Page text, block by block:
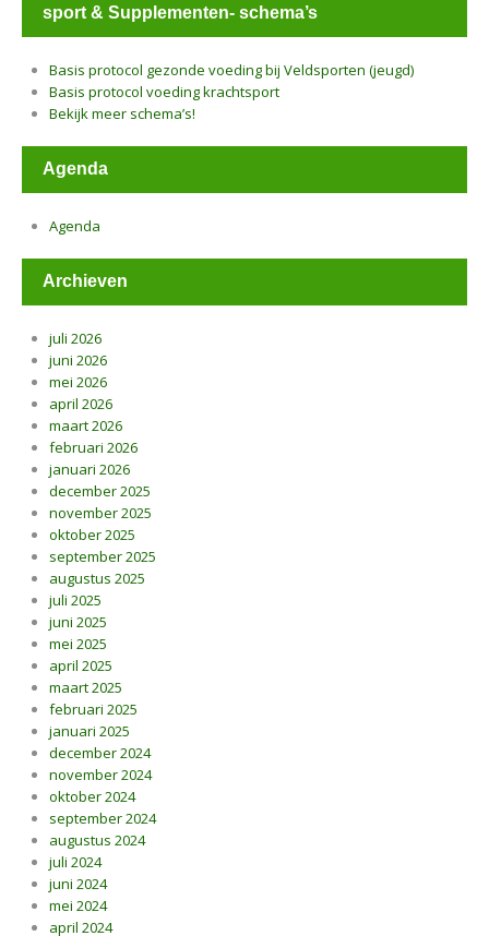
sport & Supplementen- schema’s
Basis protocol gezonde voeding bij Veldsporten (jeugd)
Basis protocol voeding krachtsport
Bekijk meer schema’s!
Agenda
Agenda
Archieven
juli 2026
juni 2026
mei 2026
april 2026
maart 2026
februari 2026
januari 2026
december 2025
november 2025
oktober 2025
september 2025
augustus 2025
juli 2025
juni 2025
mei 2025
april 2025
maart 2025
februari 2025
januari 2025
december 2024
november 2024
oktober 2024
september 2024
augustus 2024
juli 2024
juni 2024
mei 2024
april 2024